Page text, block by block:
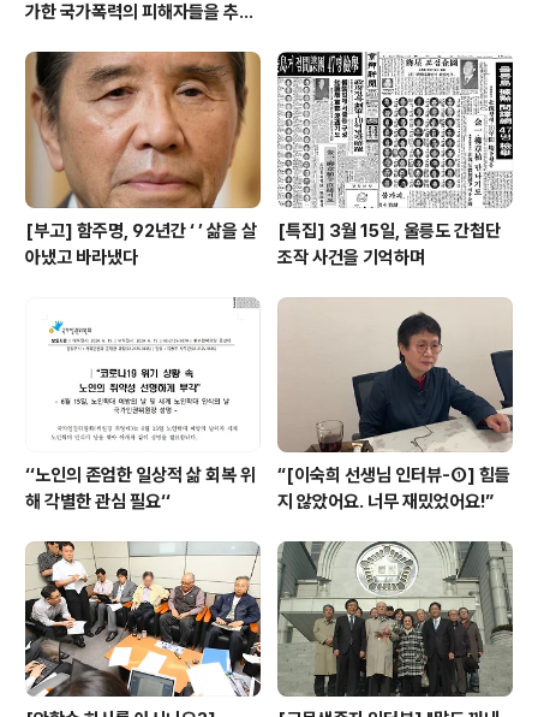
가한 국가폭력의 피해자들을 추념
[부고] 함주명, 92년간 ‘ ’ 삶을 살
아냈고 바라냈다
[특집] 3월 15일, 울릉도 간첩단
조작 사건을 기억하며
‘‘노인의 존엄한 일상적 삶 회복 위
해 각별한 관심 필요‘‘
“[이숙희 선생님 인터뷰-①] 힘들
지 않았어요. 너무 재밌었어요!”